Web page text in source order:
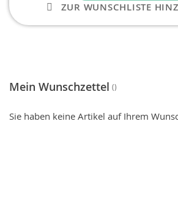
ZUR WUNSCHLISTE
Mein Wunschzettel
Sie haben keine Artikel auf Ihrem